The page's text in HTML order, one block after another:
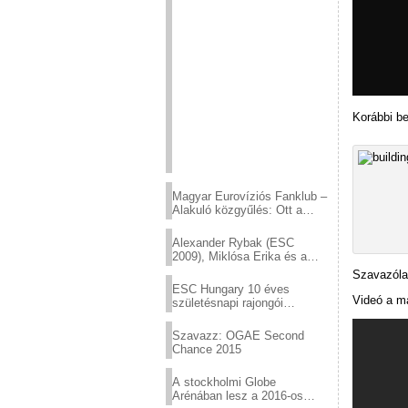
Magyar Eurovíziós Fanklub –
Alakuló közgyűlés: Ott a
Alexander Rybak (ESC
2009), Miklósa Erika és a
sztárjai a Margitszigeten
ESC Hungary 10 éves
születésnapi rajongói
Szavazz: OGAE Second
Chance 2015
A stockholmi Globe
Arénában lesz a 2016-os
Korábbi
Videó a